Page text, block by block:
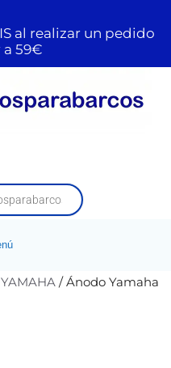
al realizar un pedido
a 59€
/ Ánodo Yamaha